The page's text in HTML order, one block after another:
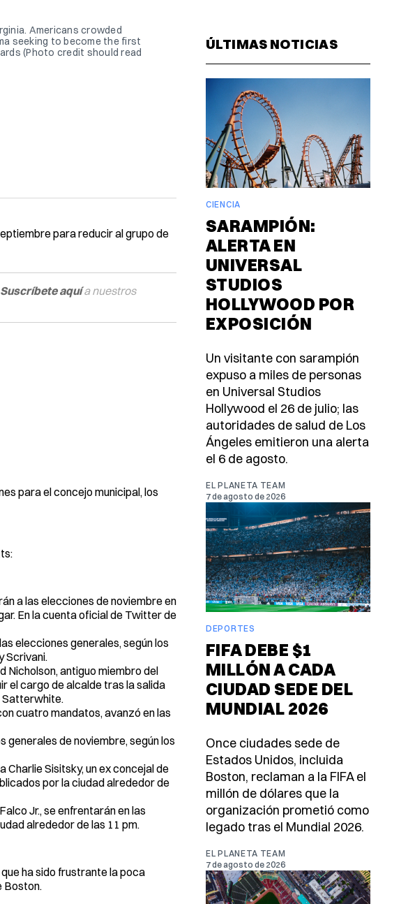
Americans crowded
seeking to become the first
(Photo credit should read
para reducir al grupo de
Suscríbete aquía nuestros
para el concejo municipal, los
a las elecciones de noviembre en
En la cuenta oficial de Twitter de
elecciones generales, según los
Scrivani.
Nicholson, antiguo miembro del
el cargo de alcalde tras la salida
Satterwhite.
cuatro mandatos, avanzó en las
generales de noviembre, según los
Charlie Sisitsky, un ex concejal de
por la ciudad alrededor de
Jr., se enfrentarán en las
alrededor de las 11 pm.
ha sido frustrante la poca
Boston.
ÚLTIMAS NOTICIAS
CIENCIA
SARAMPIÓN:
ALERTA EN
UNIVERSAL
STUDIOS
HOLLYWOOD POR
EXPOSICIÓN
Un visitante con sarampión
expuso a miles de personas
en Universal Studios
Hollywood el 26 de julio; las
autoridades de salud de Los
Ángeles emitieron una alerta
el 6 de agosto.
EL PLANETA TEAM
7 de agosto de 2026
DEPORTES
FIFA DEBE $1
MILLÓN A CADA
CIUDAD SEDE DEL
MUNDIAL 2026
Once ciudades sede de
Estados Unidos, incluida
Boston, reclaman a la FIFA el
millón de dólares que la
organización prometió como
legado tras el Mundial 2026.
EL PLANETA TEAM
7 de agosto de 2026